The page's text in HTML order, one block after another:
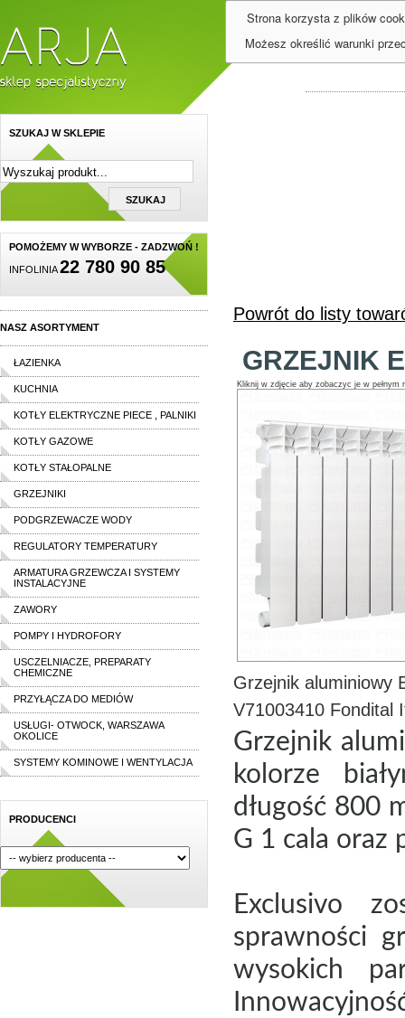
SZUKAJ W SKLEPIE
POMOŻEMY W WYBORZE - ZADZWOŃ !
INFOLINIA22 780 90 85
NASZ ASORTYMENT
ŁAZIENKA
KUCHNIA
KOTŁY ELEKTRYCZNE PIECE , PALNIKI
KOTŁY GAZOWE
KOTŁY STAŁOPALNE
GRZEJNIKI
PODGRZEWACZE WODY
REGULATORY TEMPERATURY
ARMATURA GRZEWCZA I SYSTEMY
INSTALACYJNE
ZAWORY
POMPY I HYDROFORY
USCZELNIACZE, PREPARATY
CHEMICZNE
PRZYŁĄCZA DO MEDIÓW
USŁUGI- OTWOCK, WARSZAWA
OKOLICE
SYSTEMY KOMINOWE I WENTYLACJA
PRODUCENCI
Powrót do listy
GRZEJNIK
Kliknij w zdjęcie aby zobaczyc je w pełnym
Grzejnik aluminiowy
V71003410 Fondital
Grzejnik
kolorze
długość 800
G 1 cala oraz
Exclusivo
sprawności
wysokich
Strona korzysta z plików
Możesz określić warunki